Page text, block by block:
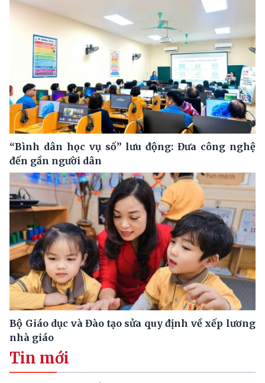
“Bình dân học vụ số” lưu động: Đưa công nghệ
đến gần người dân
Bộ Giáo dục và Đào tạo sửa quy định về xếp lương
nhà giáo
Tin mới